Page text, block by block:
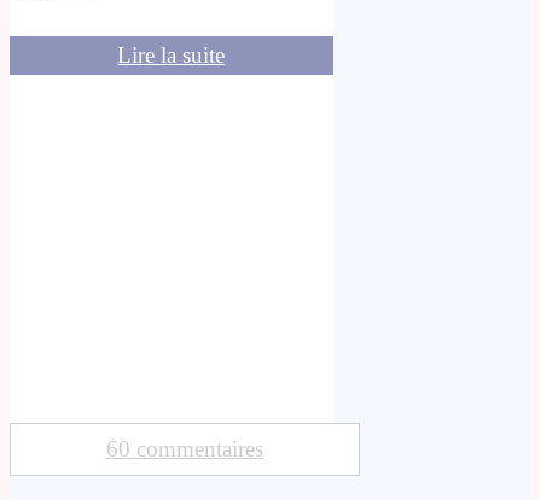
Lire la suite
60 commentaires